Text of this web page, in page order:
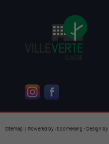
Sitemap | Powered by/boomerang - Design by